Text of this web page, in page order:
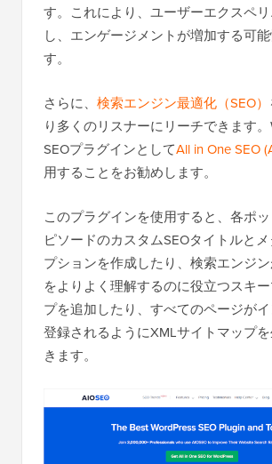
す。これにより、ユーザーエクスペ
し、エンゲージメントが増加する可
す。
さらに、 検索エンジン最適化（SEO）
り多くのリスナーにリーチできます
SEOプラグインとしてAll in One SEO
用することをお勧めします。
このプラグインを使用すると、各ポ
ピソードのカスタムSEOタイトルと
プションを作成したり、検索エンジ
をよりよく理解するのに役立つスキ
プを追加したり、すべてのページが
登録されるようにXMLサイトマップ
きます。